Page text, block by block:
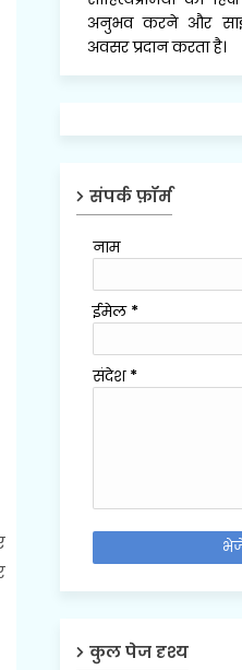
अनुभव करने और
अवसर प्रदान करता है।
संपर्क फ़ॉर्म
नाम
ईमेल *
संदेश *
कुल पेज दृश्य